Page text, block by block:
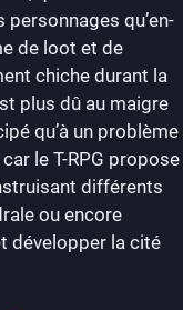
qu’en-
de loot et de
chiche durant la
plus dû au maigre
qu’à un problème
le T-RPG propose
différents
ou encore
développer la cité